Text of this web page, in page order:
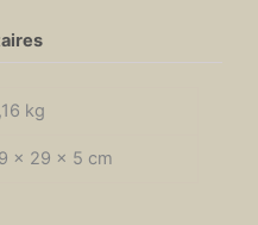
kg
× 29 × 5 cm